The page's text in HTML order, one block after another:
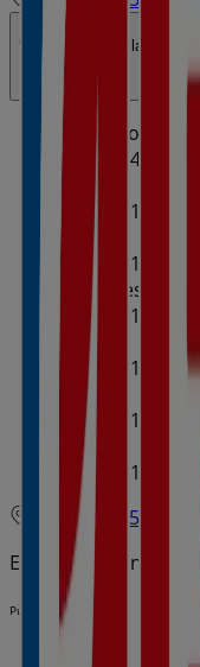
Abierto Hasta las 21:30
Domingo
09:00 - 14:00
Lunes
09:00 - 21:00
Martes
09:00 - 21:00
Miércoles
09:00 - 21:00
Jueves
09:00 - 21:00
Viernes
09:00 - 21:00
Sábado
09:00 - 21:00
Mapa
971500559
Estamos a punto de
Publicidad